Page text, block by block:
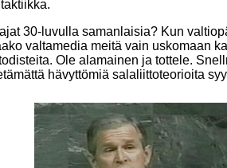
30-luvulla samanlaisia? Kun
valtamedia meitä vain uskomaan
Ole alamainen ja tottele.
hävyttömiä salaliittoteorioita